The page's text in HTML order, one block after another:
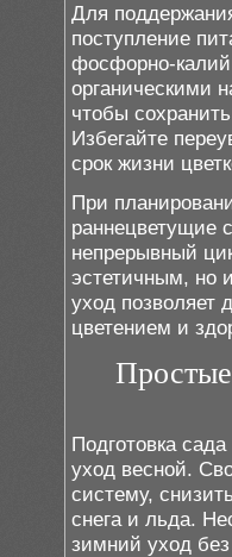
Для
поступление
фосфорно-
органическими
чтобы
Избегайте
срок жизни
При
раннецветущие
непрерывный
эстетичным, но
уход позволяет
цветением и
Подготовка
уход весной.
систему,
снега и льда.
зимний уход